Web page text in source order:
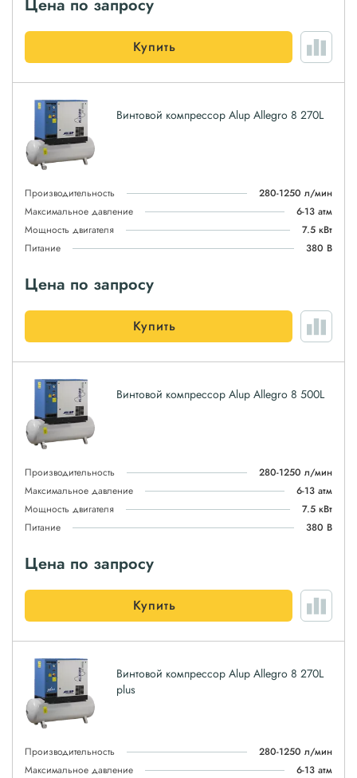
Цена по запросу
Купить
Винтовой компрессор Alup Allegro 8 270L
Производительность
280-1250 л/мин
Максимальное давление
6-13 атм
Мощность двигателя
7.5 кВт
Питание
380 В
Цена по запросу
Купить
Винтовой компрессор Alup Allegro 8 500L
Производительность
280-1250 л/мин
Максимальное давление
6-13 атм
Мощность двигателя
7.5 кВт
Питание
380 В
Цена по запросу
Купить
Винтовой компрессор Alup Allegro 8 270L
plus
Производительность
280-1250 л/мин
Максимальное давление
6-13 атм